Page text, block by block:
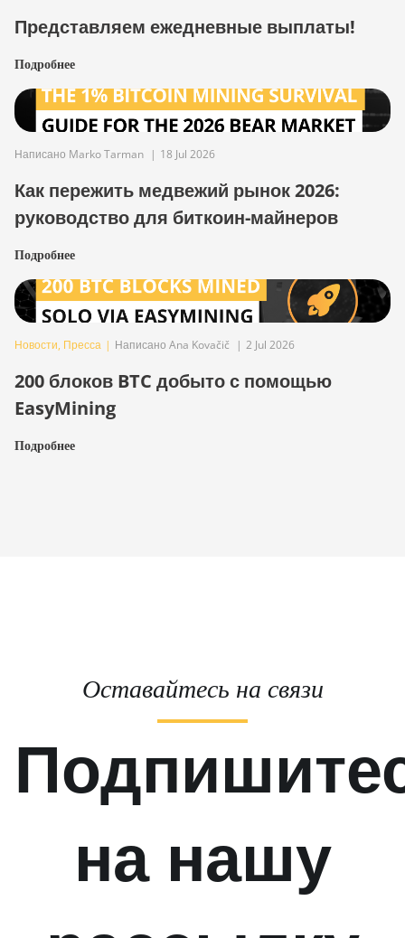
Представляем ежедневные выплаты!
Подробнее
Написано Marko Tarman | 18 Jul 2026
Как пережить медвежий рынок 2026:
руководство для биткоин-майнеров
Подробнее
Новости, Пресса | Написано Ana Kovačič | 2 Jul 2026
200 блоков BTC добыто с помощью
EasyMining
Подробнее
Оставайтесь на связи
на нашу